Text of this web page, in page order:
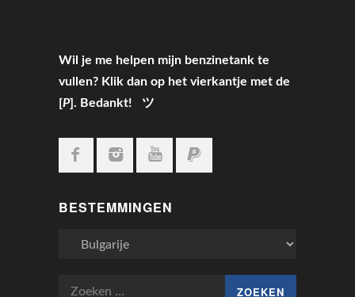
Wil je me helpen mijn benzinetank te
vullen? Klik dan op het vierkantje met de
[P]. Bedankt! ツ
BESTEMMINGEN
Bestemmingen
Zoeken